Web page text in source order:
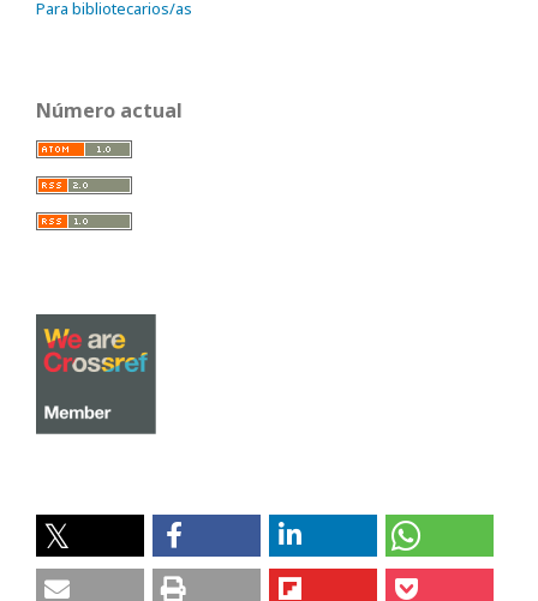
Para bibliotecarios/as
Número actual